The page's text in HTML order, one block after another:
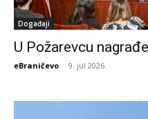
Događaji
U Požarevcu
eBraničevo - 9. jul 2026.